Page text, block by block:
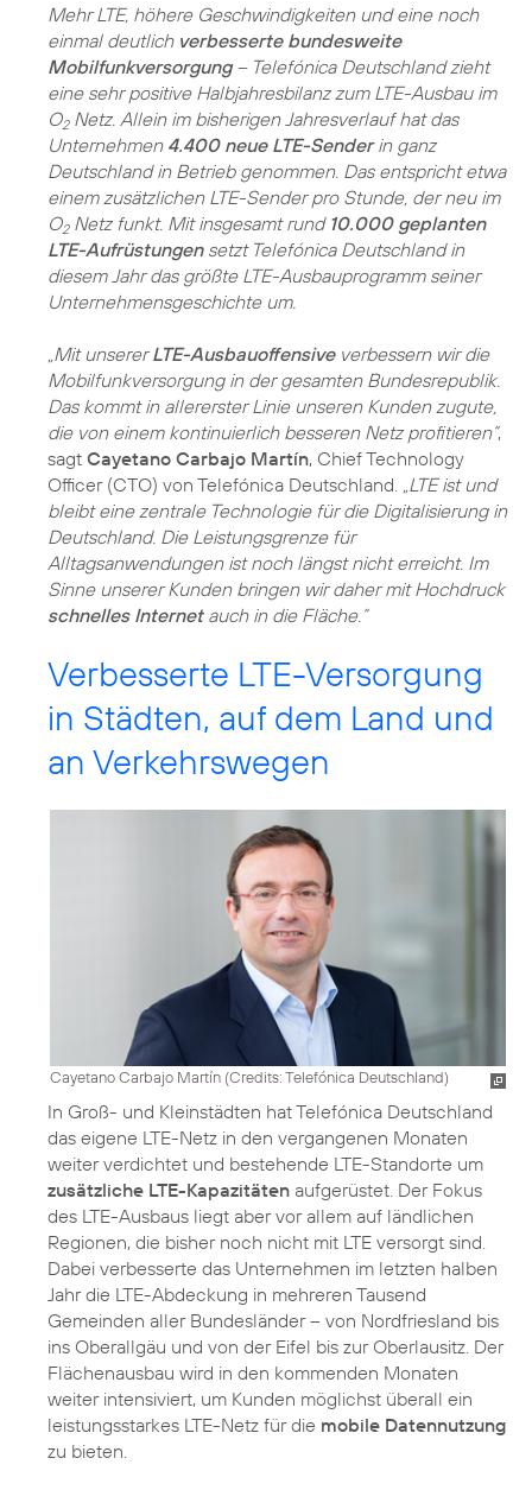
Mehr LTE, höhere Geschwindigkeiten und eine noch
einmal deutlich verbesserte bundesweite
Mobilfunkversorgung– Telefónica Deutschland zieht
eine sehr positive Halbjahresbilanz zum LTE-Ausbau im
O2Netz. Allein im bisherigen Jahresverlauf hat das
Unternehmen 4.400 neue LTE-Senderin ganz
Deutschland in Betrieb genommen. Das entspricht etwa
einem zusätzlichen LTE-Sender pro Stunde, der neu im
O2Netz funkt. Mit insgesamt rund 10.000 geplanten
LTE-Aufrüstungensetzt Telefónica Deutschland in
diesem Jahr das größte LTE-Ausbauprogramm seiner
Unternehmensgeschichte um.
„Mit unsererLTE-Ausbauoffensiveverbessern wir die
Mobilfunkversorgung in der gesamten Bundesrepublik.
Das kommt in allererster Linie unseren Kunden zugute,
die von einem kontinuierlich besseren Netz profitieren“,
sagt Cayetano Carbajo Martín, Chief Technology
Officer (CTO) von Telefónica Deutschland.
„LTE ist und
bleibt eine zentrale Technologie für die Digitalisierung in
Deutschland. Die Leistungsgrenze für
Alltagsanwendungen ist noch längst nicht erreicht. Im
Sinne unserer Kunden bringen wir daher mit Hochdruck
schnelles Internetauch in die Fläche.“
Verbesserte LTE-Versorgung
in Städten, auf dem Land und
an Verkehrswegen
Cayetano Carbajo Martín (Credits: Telefónica Deutschland)
In Groß- und Kleinstädten hat Telefónica Deutschland
das eigene LTE-Netz in den vergangenen Monaten
weiter verdichtet und bestehende LTE-Standorte um
zusätzliche LTE-Kapazitäten aufgerüstet. Der Fokus
des LTE-Ausbaus liegt aber vor allem auf ländlichen
Regionen, die bisher noch nicht mit LTE versorgt sind.
Dabei verbesserte das Unternehmen im letzten halben
Jahr die LTE-Abdeckung in mehreren Tausend
Gemeinden aller Bundesländer – von Nordfriesland bis
ins Oberallgäu und von der Eifel bis zur Oberlausitz. Der
Flächenausbau wird in den kommenden Monaten
weiter intensiviert, um Kunden möglichst überall ein
leistungsstarkes LTE-Netz für die mobile Datennutzung
zu bieten.